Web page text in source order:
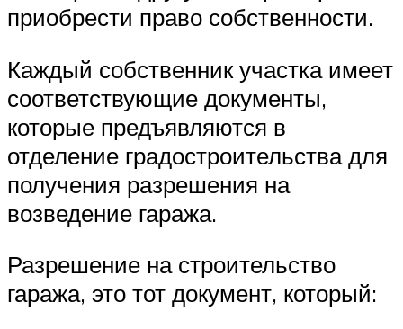
приобрести право собственности.
Каждый собственник участка имеет
соответствующие документы,
которые предъявляются в
отделение градостроительства для
получения разрешения на
возведение гаража.
Разрешение на строительство
гаража, это тот документ, который: